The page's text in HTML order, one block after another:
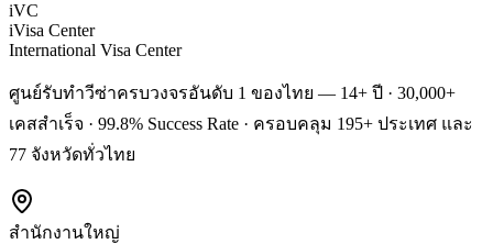
iVC
iVisa Center
International Visa Center
ศูนย์รับทำวีซ่าครบวงจรอันดับ 1 ของไทย — 14+ ปี · 30,000+
เคสสำเร็จ · 99.8% Success Rate · ครอบคลุม 195+ ประเทศ และ
77 จังหวัดทั่วไทย
สำนักงานใหญ่